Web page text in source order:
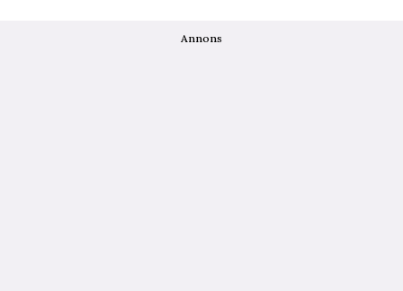
Annons